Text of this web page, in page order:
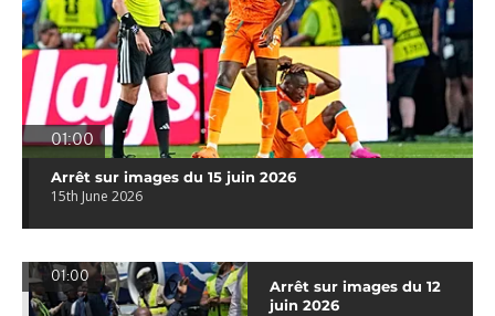
01:00
Arrêt sur images du 15 juin 2026
15th June 2026
01:00
Arrêt sur images du 12
juin 2026